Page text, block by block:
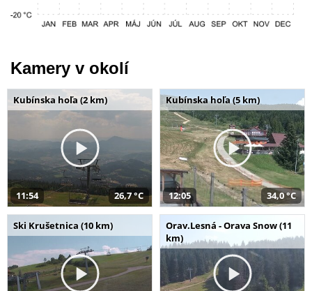
Kamery v okolí
Kubínska hoľa (2 km)
11:54 26,7 °C
Kubínska hoľa (5 km)
12:05 34,0 °C
Ski Krušetnica (10 km)
Orav.Lesná - Orava Snow (11
km)